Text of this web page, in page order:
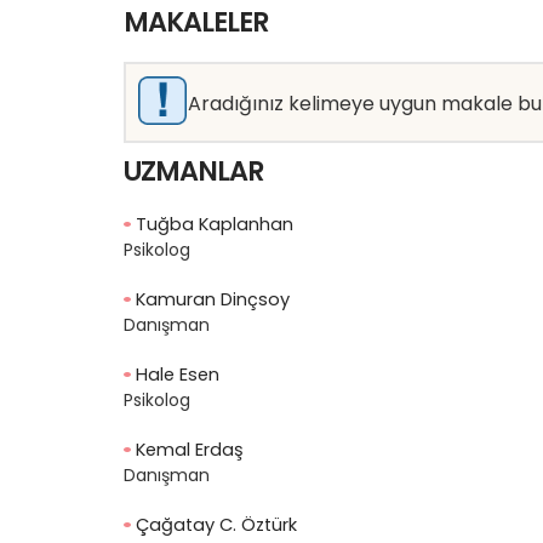
MAKALELER
Aradığınız kelimeye uygun makale
UZMANLAR
Tuğba Kaplanhan
Psikolog
Kamuran Dinçsoy
Danışman
Hale Esen
Psikolog
Kemal Erdaş
Danışman
Çağatay C. Öztürk